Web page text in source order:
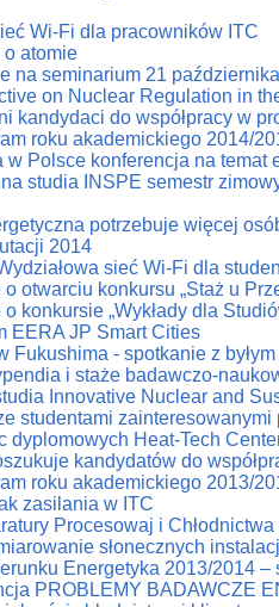
Wi-Fi dla pracowników ITC
atomie
na seminarium 21 października
on Nuclear Regulation in
kandydaci do współpracy w
roku akademickiego 2014/
w Polsce konferencja na temat
studia INSPE semestr
potrzebuje więcej
2014
sieć Wi-Fi dla
o otwarciu konkursu „Staż u
o konkursie „Wykłady dla
EERA JP Smart Cities
Fukushima - spotkanie z
i staże badawczo-
Innovative Nuclear and
studentami
dyplomowych Heat-Tech
kandydatów do
roku akademickiego 2013/
zasilania w ITC
Procesowaj i
słonecznych
Energetyka 2013/2014
PROBLEMY BADAWCZE